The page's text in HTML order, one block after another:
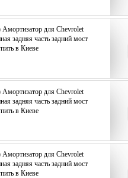
для Chevrolet
задняя часть задний мост
в Киеве
для Chevrolet
задняя часть задний мост
в Киеве
для Chevrolet
задняя часть задний мост
в Киеве